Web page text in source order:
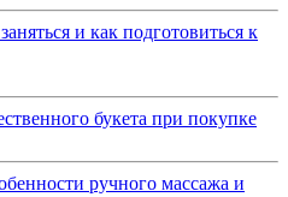
и как подготовиться к
букета при покупке
ручного массажа и